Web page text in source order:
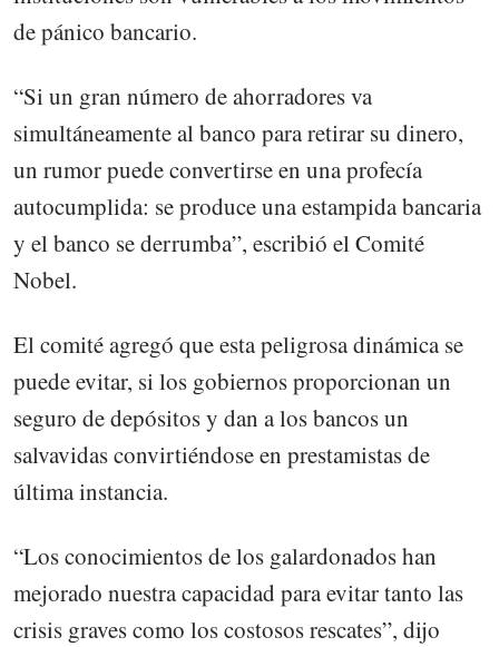
de pánico bancario.
“Si un gran número de ahorradores va
simultáneamente al banco para retirar su dinero,
un rumor puede convertirse en una profecía
autocumplida: se produce una estampida bancaria
y el banco se derrumba”, escribió el Comité
Nobel.
El comité agregó que esta peligrosa dinámica se
puede evitar, si los gobiernos proporcionan un
seguro de depósitos y dan a los bancos un
salvavidas convirtiéndose en prestamistas de
última instancia.
“Los conocimientos de los galardonados han
mejorado nuestra capacidad para evitar tanto las
crisis graves como los costosos rescates”, dijo